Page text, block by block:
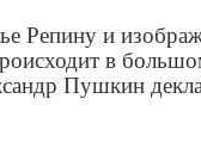
Репину и
в
Пушкин